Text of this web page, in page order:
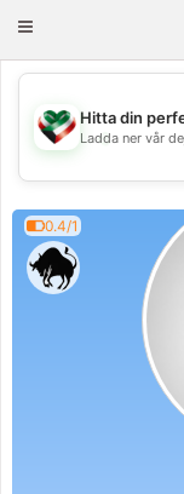
Toggle
💖
Hitta din
Ladda ner vår
0.4/1